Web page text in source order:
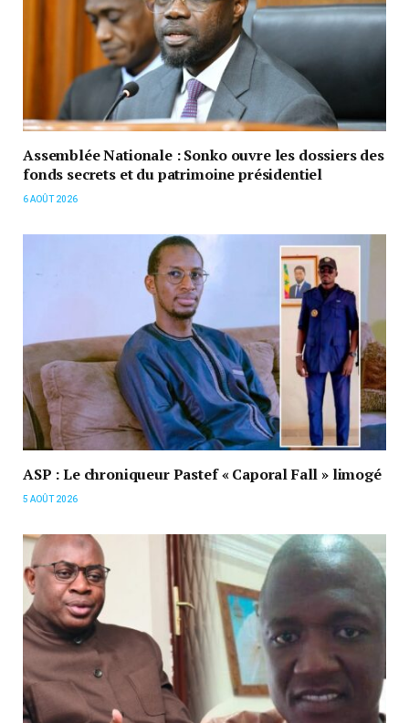
Assemblée Nationale : Sonko ouvre les dossiers des
fonds secrets et du patrimoine présidentiel
6 AOÛT 2026
ASP : Le chroniqueur Pastef « Caporal Fall » limogé
5 AOÛT 2026